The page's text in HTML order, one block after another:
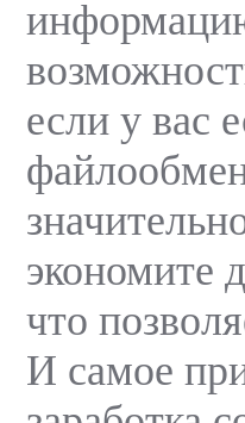
если у вас
экономите
что
И самое